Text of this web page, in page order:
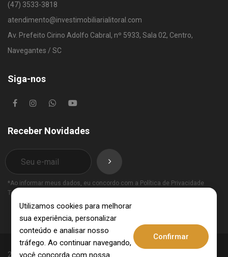
(47) 3533-3818
atendimento@investimobiliarialitoral.com
Av. Prefeito Cirino Adolfo Cabral, nº 5933, Sala 02, Centro,
Navegantes / SC
Siga-nos
Receber Novidades
*Ao informar meus dados, eu concordo com a Política de Privacidade
Termos de Uso
2025 © Invest Imobiliária - CRECI: 10062-J - CNPJ:
Utilizamos cookies para melhorar
sua experiência, personalizar
conteúdo e analisar nosso
tráfego. Ao continuar navegando,
você concorda com nossa
Confirmar